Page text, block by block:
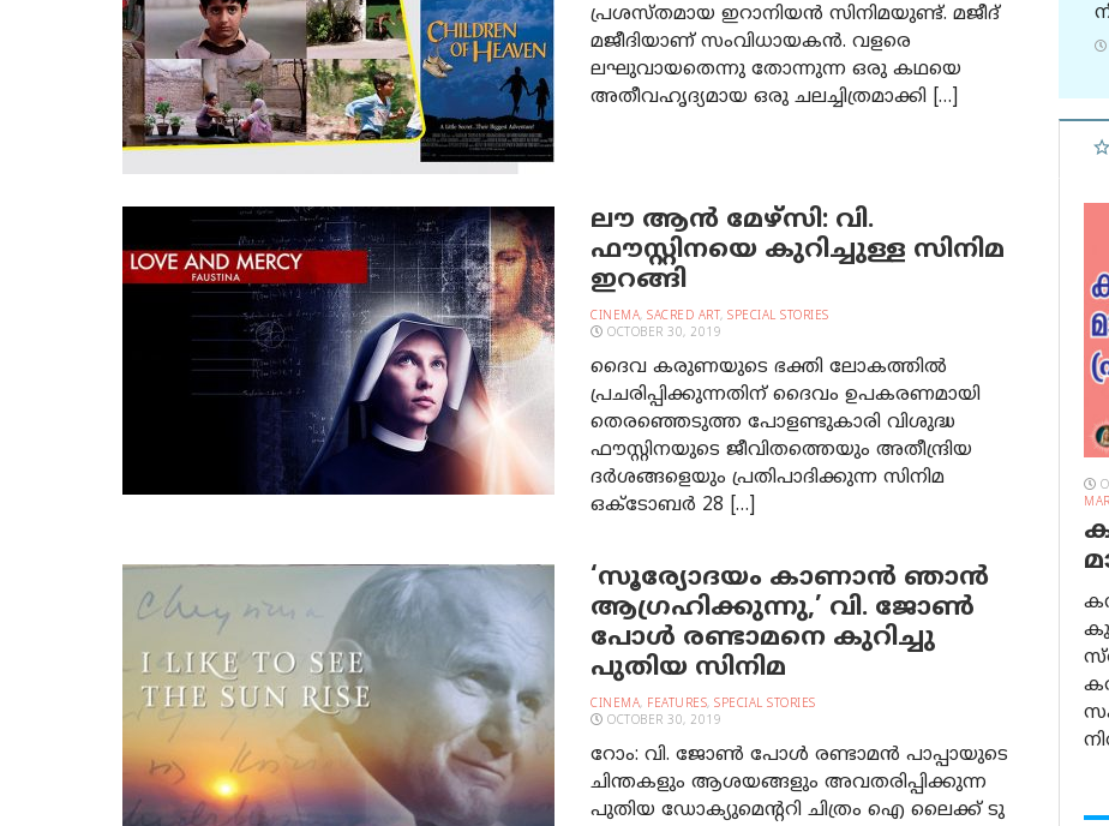
പ്രശസ്തമായ ഇറാനിയന്‍ സിനിമയുണ്ട്. മജീദ്
മജീദിയാണ് സംവിധായകന്‍. വളരെ
ലഘുവായതെന്നു തോന്നുന്ന ഒരു കഥയെ
അതീവഹൃദ്യമായ ഒരു ചലച്ചിത്രമാക്കി […]
ലൗ ആന്‍ മേഴ്‌സി: വി.
ഫൗസ്റ്റിനയെ കുറിച്ചുള്ള സിനിമ
ഇറങ്ങി
CINEMA, SACRED ART, SPECIAL STORIES
OCTOBER 30, 2019
ദൈവ കരുണയുടെ ഭക്തി ലോകത്തില്‍
പ്രചരിപ്പിക്കുന്നതിന് ദൈവം ഉപകരണമായി
തെരഞ്ഞെടുത്ത പോളണ്ടുകാരി വിശുദ്ധ
ഫൗസ്റ്റിനയുടെ ജീവിതത്തെയും അതീന്ദ്രിയ
ദര്‍ശങ്ങളെയും പ്രതിപാദിക്കുന്ന സിനിമ
ഒക്ടോബര്‍ 28 […]
‘സൂര്യോദയം കാണാന്‍ ഞാന്‍
ആഗ്രഹിക്കുന്നു,’ വി. ജോണ്‍
പോള്‍ രണ്ടാമനെ കുറിച്ചു
പുതിയ സിനിമ
CINEMA, FEATURES, SPECIAL STORIES
OCTOBER 30, 2019
റോം: വി. ജോണ്‍ പോള്‍ രണ്ടാമന്‍ പാപ്പായുടെ
ചിന്തകളും ആശയങ്ങളും അവതരിപ്പിക്കുന്ന
പുതിയ ഡോക്യുമെന്ററി ചിത്രം ഐ ലൈക്ക് ടു